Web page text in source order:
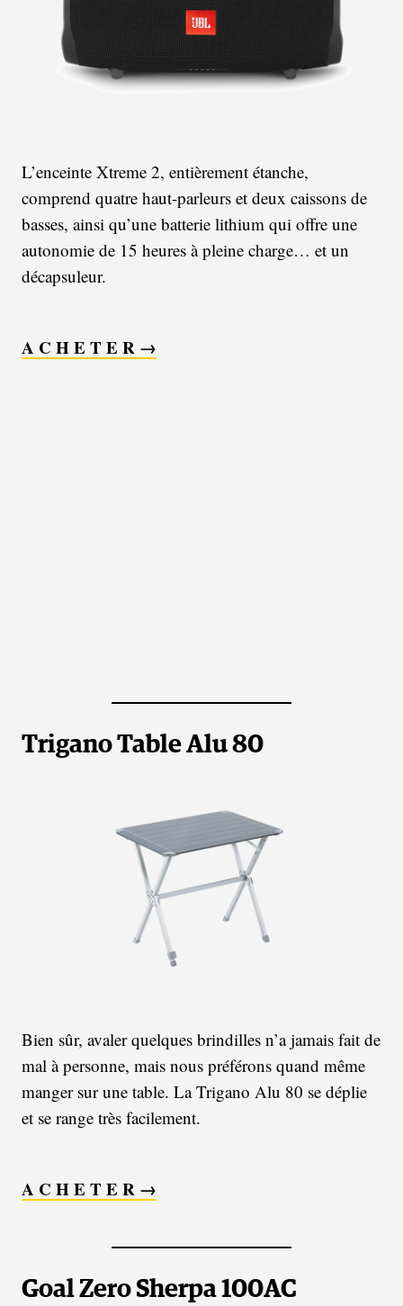
L’enceinte Xtreme 2, entièrement étanche,
comprend quatre haut-parleurs et deux caissons de
basses, ainsi qu’une batterie lithium qui offre une
autonomie de 15 heures à pleine charge… et un
décapsuleur.
A C H E T E R →
Trigano Table Alu 80
Bien sûr, avaler quelques brindilles n’a jamais fait de
mal à personne, mais nous préférons quand même
manger sur une table. La Trigano Alu 80 se déplie
et se range très facilement.
A C H E T E R →
Goal Zero Sherpa 100AC